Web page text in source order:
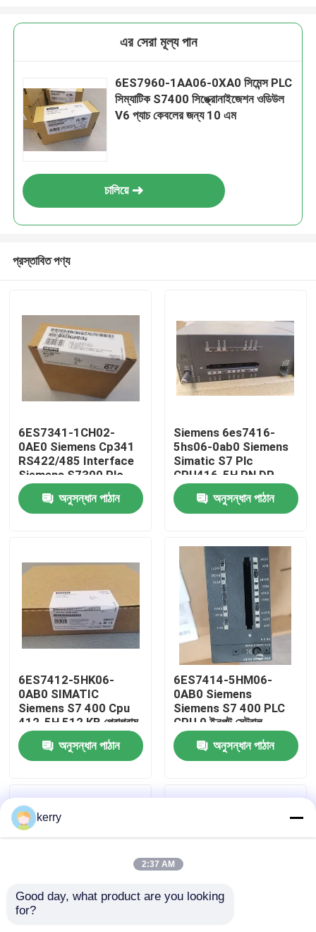
পণ্য
ভিডিও
কারখানা ভ্রমণ
মান নিয়ন্ত্রণ
ব্লগ
এর সেরা মূল্য পান
6ES7960-1AA06-0XA0 সিমেন্স PLC
সিম্যাটিক S7400 সিঙ্ক্রোনাইজেশন ওডিউল
V6 প্যাচ কেবলের জন্য 10 এম
চালিয়ে
প্রস্তাবিত পণ্য
6ES7341-1CH02-
0AE0 Siemens Cp341
RS422/485 Interface
Siemens S7300 Plc
Safety Cpu
অনুসন্ধান পাঠান
Siemens 6es7416-
5hs06-0ab0 Siemens
Simatic S7 Plc
CPU416-5H PN DP
16MB F সেন্ট্রাল প্রসেসিং
ইউনিট
অনুসন্ধান পাঠান
6ES7412-5HK06-
0AB0 SIMATIC
Siemens S7 400 Cpu
412-5H 512 KB প্রোগ্রাম
1 MB
অনুসন্ধান পাঠান
6ES7414-5HM06-
0AB0 Siemens
Siemens S7 400 PLC
CPU 0 ইনপুট সেন্ট্রাল
প্রসেসিং ইউনিট
অনুসন্ধান পাঠান
kerry
2:37 AM
Good day, what product are you looking
for?